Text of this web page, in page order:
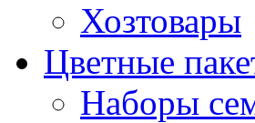
Хозтовары
Цветные
Наборы